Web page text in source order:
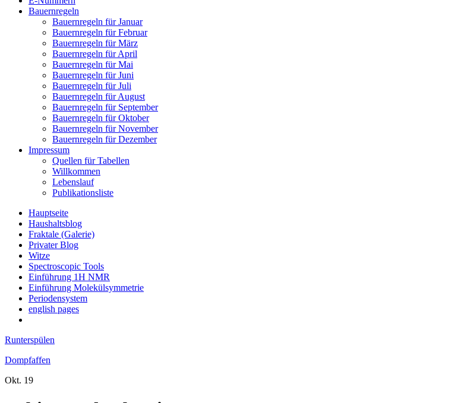
Bauernregeln
Bauernregeln für Januar
Bauernregeln für Februar
Bauernregeln für März
Bauernregeln für April
Bauernregeln für Mai
Bauernregeln für Juni
Bauernregeln für Juli
Bauernregeln für August
Bauernregeln für September
Bauernregeln für Oktober
Bauernregeln für November
Bauernregeln für Dezember
Impressum
Quellen für Tabellen
Willkommen
Lebenslauf
Publikationsliste
Hauptseite
Haushaltsblog
Fraktale (Galerie)
Privater Blog
Witze
Spectroscopic Tools
Einführung 1H NMR
Einführung Molekülsymmetrie
Periodensystem
english pages
Runterspülen
Dompfaffen
Okt. 19